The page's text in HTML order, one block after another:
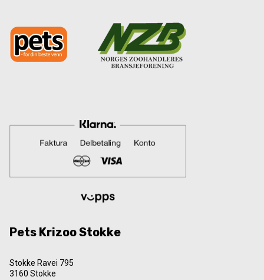
Pets Krizoo Stokke
Stokke Ravei 795
3160 Stokke